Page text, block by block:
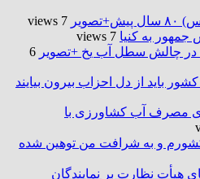
7 views
به کنیا 7 views
در چالش سطل آب یخ +تصویر 6
باید از دل احزاب بیرون بیایند
۵۰ درصدی مصرف آب کشاورزی با
کشورم و به شرافت من توهین شده
هیأت نظارت بر نمایندگان